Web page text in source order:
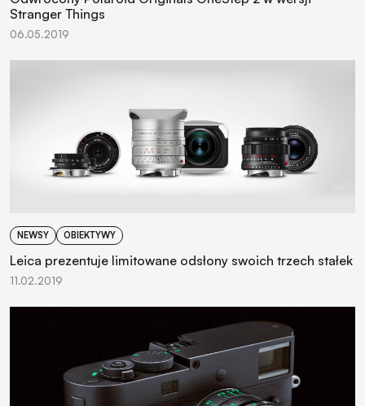
Stranger Things
06.05.2019
NEWSY OBIEKTYWY
Leica prezentuje limitowane odsłony swoich trzech stałek
11.02.2019